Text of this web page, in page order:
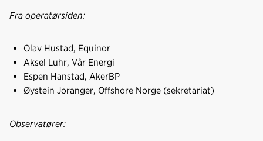
Fra operatørsiden:
Olav Hustad, Equinor
Aksel Luhr, Vår Energi
Espen Hanstad, AkerBP
Øystein Joranger, Offshore Norge (sekretariat)
Observatører: